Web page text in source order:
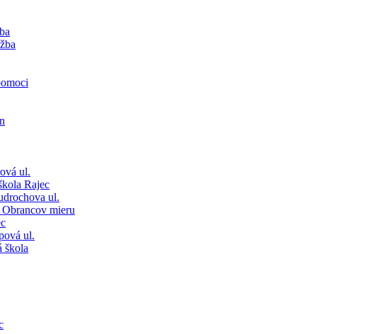
ul.
Rajec
ul.
mieru
ul.
škola